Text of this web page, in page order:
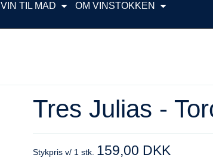
VIN TIL MAD OM VINSTOKKEN
Tres Julias -
Stykpris v/ 1 stk. 159,00 DKK